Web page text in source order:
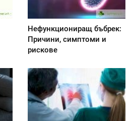
Нефункциониращ бъбрек:
Причини, симптоми и
рискове